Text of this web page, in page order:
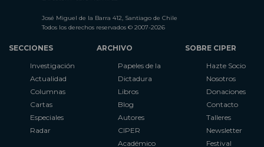
José Miguel de la Barra 412, Santiago de Chile
Todos los derechos reservados © 2007-2026
SECCIONES
Investigación
Actualidad
Columnas
Cartas
Especiales
Radar
ARCHIVO
Papeles de la
Dictadura
Libros
Blog
Autores
CIPER
Académico
SOBRE CIPER
Hazte Socio
Nosotros
Donaciones
Contacto
Talleres
Newsletter
Festival